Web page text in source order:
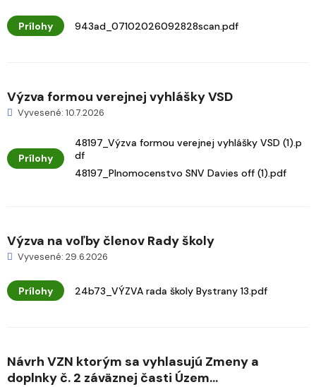
Prílohy 943ad_07102026092828scan.pdf
Výzva formou verejnej vyhlášky VSD
Vyvesené: 10.7.2026
Prílohy
48197_Výzva formou verejnej vyhlášky VSD (1).p
df
48197_Plnomocenstvo SNV Davies off (1).pdf
Výzva na voľby členov Rady školy
Vyvesené: 29.6.2026
Prílohy 24b73_VÝZVA rada školy Bystrany 13.pdf
Návrh VZN ktorým sa vyhlasujú Zmeny a
doplnky č. 2 záväznej časti Územ...